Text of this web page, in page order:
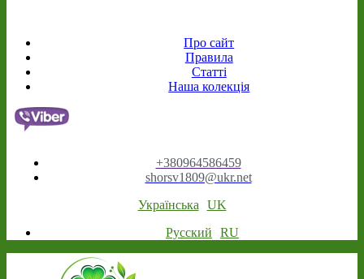
Про сайт
Правила
Статті
Наша колекція
+380964586459
shorsv1809@ukr.net
Українська
UK
Русский
RU